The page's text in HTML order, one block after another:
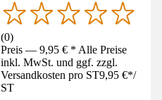
(0)
Preis — 9,95 € * Alle Preise
inkl. MwSt. und ggf. zzgl.
Versandkosten pro ST9,95 €*/
ST